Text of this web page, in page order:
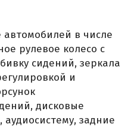
в числе
рулевое колесо с
сидений, зеркала
и
дисковые
аудиосистему, задние